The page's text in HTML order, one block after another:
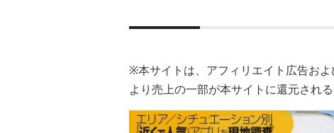
※本サイトは、アフィリエイト広告お
より売上の一部が本サイトに還元される